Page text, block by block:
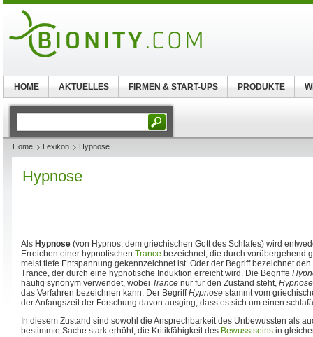
Home Lexikon Hypnose
Hypnose
Als Hypnose (von Hypnos, dem griechischen Gott des Schlafes) wird
Erreichen einer hypnotischen Trance bezeichnet, die durch vorübergehend
meist tiefe Entspannung gekennzeichnet ist. Oder der Begriff bezeichnet den
Trance, der durch eine hypnotische Induktion erreicht wird. Die Begriffe
häufig synonym verwendet, wobei Trance nur für den Zustand steht, Hypnose
das Verfahren bezeichnen kann. Der BegriffHypnose stammt vom
der Anfangszeit der Forschung davon ausging, dass es sich um einen
In diesem Zustand sind sowohl die Ansprechbarkeit des Unbewussten als
bestimmte Sache stark erhöht, die Kritikfähigkeit des Bewusstseins in
HOME AKTUELLES FIRMEN & START-UPS PRODUKTE